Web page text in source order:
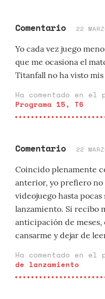
Comentario 22
Yo cada vez juego
que me ocasiona el
Titanfall no ha visto
Ha comentado en el
Programa 15, T6
Comentario 22
Coincido plenamente
anterior, yo prefiero no
videojuego hasta pocas
lanzamiento. Si recibo
anticipación de meses,
cansarme y dejar de
Ha comentado en el
de lanzamiento